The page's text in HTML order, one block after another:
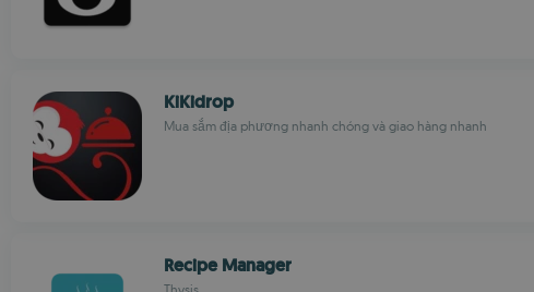
KiKidrop
Mua sắm địa phương nhanh chóng và giao hàng nhanh
Recipe Manager